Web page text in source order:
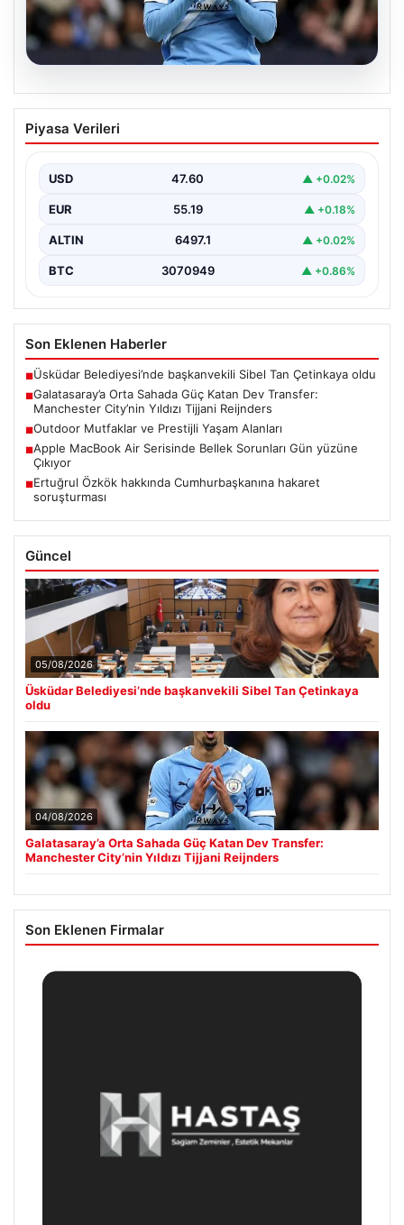
04.08.2026
Galatasaray’a Orta Sahada Güç Katan
Dev Transfer: Manchester City’nin
Galatasaray, transfer çalışmalarını yoğunlaştırdığı yaz
kırmızılı yönetim, özellikle…
Piyasa Verileri
USD 47.60 ▲ +0.02%
EUR 55.19 ▲ +0.18%
ALTIN 6497.1 ▲ +0.02%
BTC 3070949 ▲ +0.86%
Son Eklenen Haberler
■Üsküdar Belediyesi’nde başkanvekili Sibel Tan Çetinkaya oldu
■Galatasaray’a Orta Sahada Güç Katan Dev Transfer:
Manchester City’nin Yıldızı Tijjani Reijnders
■Outdoor Mutfaklar ve Prestijli Yaşam Alanları
■Apple MacBook Air Serisinde Bellek Sorunları Gün yüzüne
Çıkıyor
■Ertuğrul Özkök hakkında Cumhurbaşkanına hakaret
soruşturması
Güncel
05/08/2026
Üsküdar Belediyesi’nde başkanvekili Sibel Tan Çetinkaya
oldu
04/08/2026
Galatasaray’a Orta Sahada Güç Katan Dev Transfer:
Manchester City’nin Yıldızı Tijjani Reijnders
Son Eklenen Firmalar